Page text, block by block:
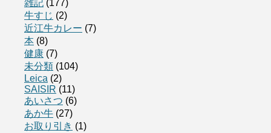
雑記 (177)
牛すじ (2)
近江牛カレー (7)
本 (8)
健康 (7)
未分類 (104)
Leica (2)
SAISIR (11)
あいさつ (6)
あか牛 (27)
お取り引き (1)